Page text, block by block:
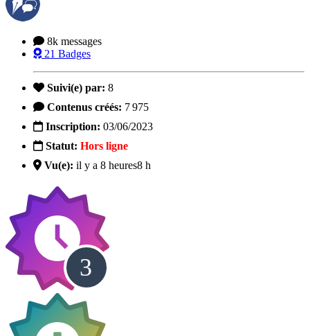
8k messages
21 Badges
Suivi(e) par: 8
Contenus créés: 7 975
Inscription: 03/06/2023
Statut: Hors ligne
Vu(e): il y a 8 heures8 h